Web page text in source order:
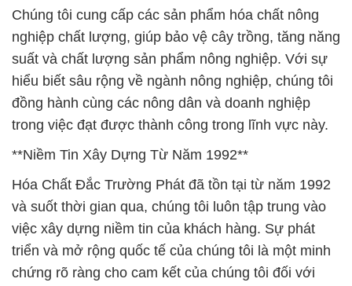
Chúng tôi cung cấp các sản phẩm hóa chất nông
nghiệp chất lượng, giúp bảo vệ cây trồng, tăng năng
suất và chất lượng sản phẩm nông nghiệp. Với sự
hiểu biết sâu rộng về ngành nông nghiệp, chúng tôi
đồng hành cùng các nông dân và doanh nghiệp
trong việc đạt được thành công trong lĩnh vực này.
**Niềm Tin Xây Dựng Từ Năm 1992**
Hóa Chất Đắc Trường Phát đã tồn tại từ năm 1992
và suốt thời gian qua, chúng tôi luôn tập trung vào
việc xây dựng niềm tin của khách hàng. Sự phát
triển và mở rộng quốc tế của chúng tôi là một minh
chứng rõ ràng cho cam kết của chúng tôi đối với